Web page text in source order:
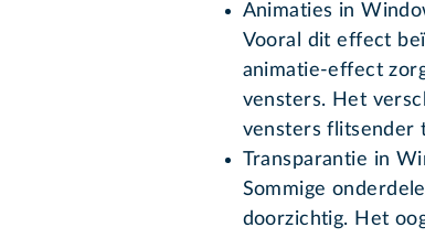
Animaties in
Vooral dit effect
animatie-effect
vensters. Het
vensters flitsender
Transparantie in
Sommige
doorzichtig. Het